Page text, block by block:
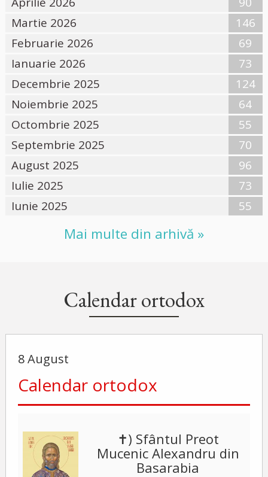
Martie 2026
146
Februarie 2026
69
Ianuarie 2026
73
Decembrie 2025
124
Noiembrie 2025
64
Octombrie 2025
55
Septembrie 2025
70
August 2025
96
Iulie 2025
73
Iunie 2025
55
Mai multe din arhivă »
Calendar ortodox
8 August
Calendar ortodox
✝) Sfântul Preot
Mucenic Alexandru din
Basarabia